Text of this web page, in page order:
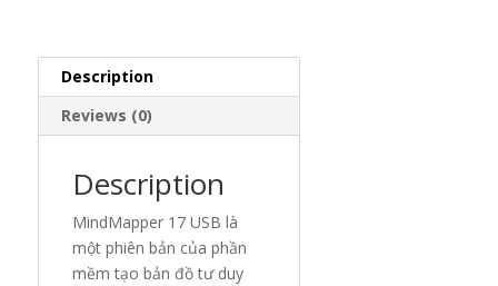
Description
Reviews (0)
Description
MindMapper 17 USB là
một phiên bản của phần
mềm tạo bản đồ tư duy